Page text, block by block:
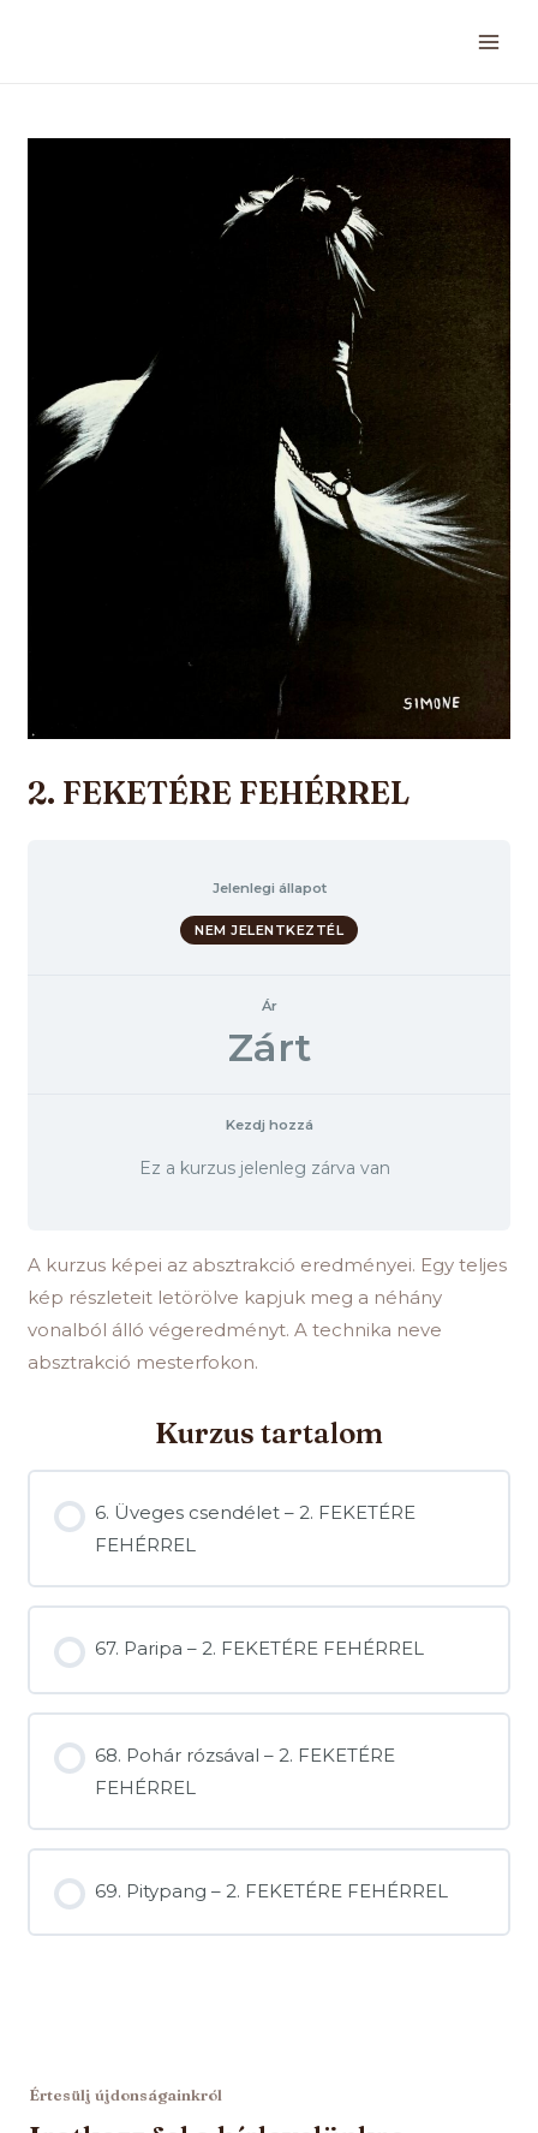
2. FEKETÉRE FEHÉRREL
Jelenlegi állapot
NEM JELENTKEZTÉL
Ár
Zárt
Kezdj hozzá
Ez a kurzus jelenleg zárva van
A kurzus képei az absztrakció eredményei. Egy teljes
kép részleteit letörölve kapjuk meg a néhány
vonalból álló végeredményt. A technika neve
absztrakció mesterfokon.
Kurzus tartalom
6. Üveges csendélet – 2. FEKETÉRE
FEHÉRREL
67. Paripa – 2. FEKETÉRE FEHÉRREL
68. Pohár rózsával – 2. FEKETÉRE
FEHÉRREL
69. Pitypang – 2. FEKETÉRE FEHÉRREL
Értesülj újdonságainkról